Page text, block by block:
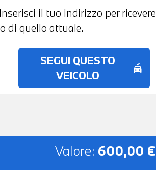
il tuo indirizzo per ricevere
di quello attuale.
SEGUI QUESTO
VEICOLO
no_crash
Valore: 600,00 €